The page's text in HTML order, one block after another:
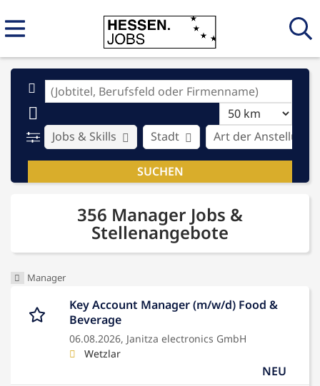
Stadt Art der Anstellung
Jobs & Skills
356 Manager Jobs &
Stellenangebote
Manager
Key Account Manager (m/w/d) Food &
Beverage
06.08.2026, Janitza electronics GmbH
Wetzlar
NEU